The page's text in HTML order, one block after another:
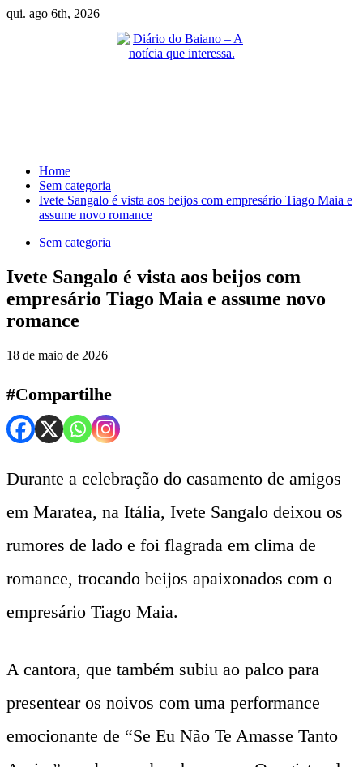
Skip
qui. ago 6th, 2026
Home
Sem categoria
Ivete Sangalo é vista aos beijos com empresário Tiago Maia e
assume novo romance
Sem categoria
Ivete Sangalo é vista aos beijos com
empresário Tiago Maia e assume novo
romance
18 de maio de 2026
#Compartilhe
Durante a celebração do casamento de amigos
em Maratea, na Itália, Ivete Sangalo deixou os
rumores de lado e foi flagrada em clima de
romance, trocando beijos apaixonados com o
empresário Tiago Maia.
A cantora, que também subiu ao palco para
presentear os noivos com uma performance
emocionante de “Se Eu Não Te Amasse Tanto